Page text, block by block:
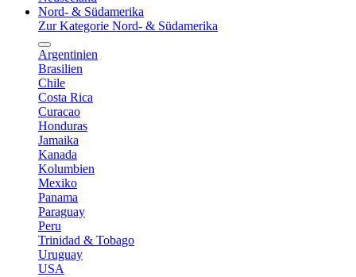
Nord- & Südamerika
Zur Kategorie Nord- & Südamerika
Argentinien
Brasilien
Chile
Costa Rica
Curacao
Honduras
Jamaika
Kanada
Kolumbien
Mexiko
Panama
Paraguay
Peru
Trinidad & Tobago
Uruguay
USA